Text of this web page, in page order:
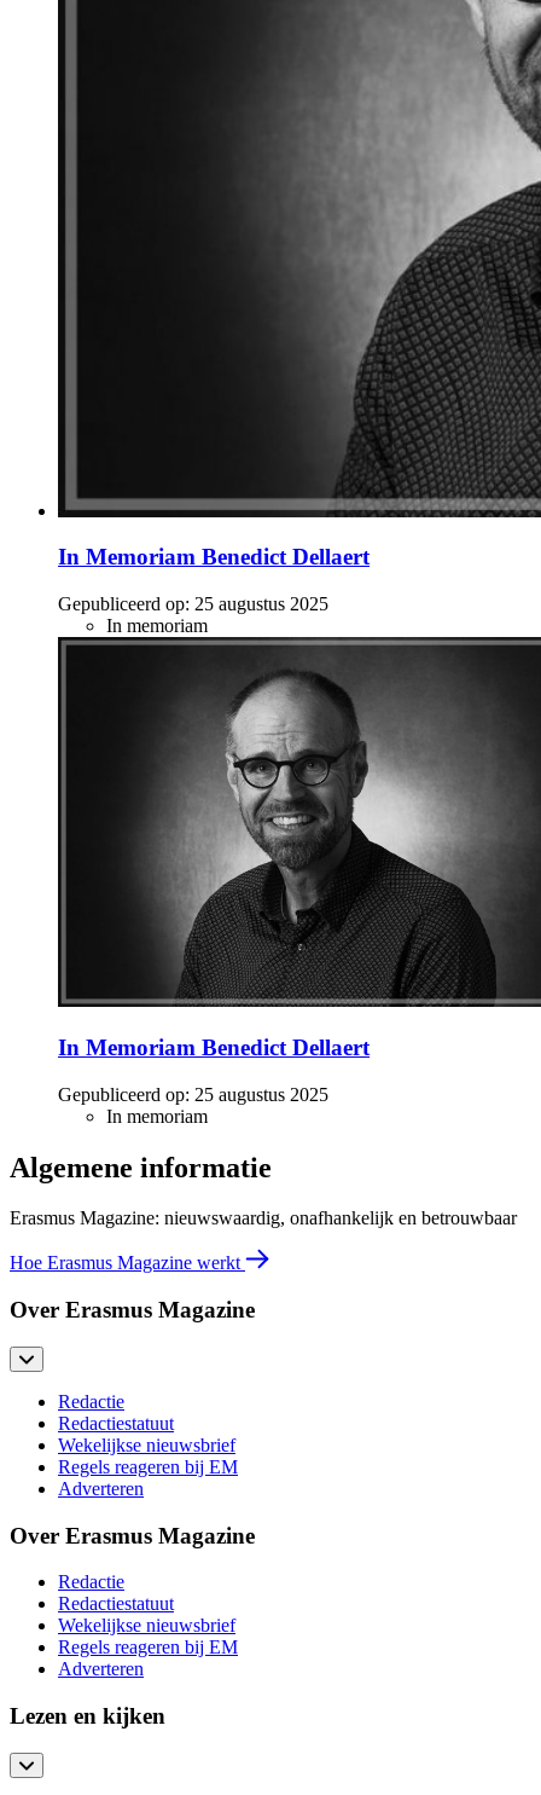
In Memoriam Benedict Dellaert
Gepubliceerd op: 25 augustus 2025
In memoriam
In Memoriam Benedict Dellaert
Gepubliceerd op: 25 augustus 2025
In memoriam
Algemene informatie
Erasmus Magazine: nieuwswaardig, onafhankelijk en betrouwbaar
Hoe Erasmus Magazine werkt
Over Erasmus Magazine
Redactie
Redactiestatuut
Wekelijkse nieuwsbrief
Regels reageren bij EM
Adverteren
Over Erasmus Magazine
Redactie
Redactiestatuut
Wekelijkse nieuwsbrief
Regels reageren bij EM
Adverteren
Lezen en kijken